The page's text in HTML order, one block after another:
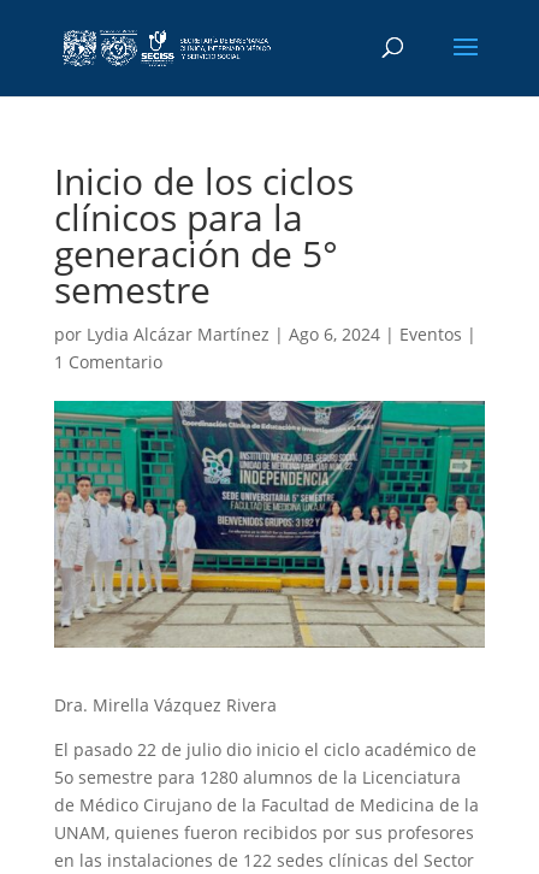
Inicio de los ciclos
clínicos para la
generación de 5°
semestre
por Lydia Alcázar Martínez | Ago 6, 2024| Eventos |
1 Comentario
Dra. Mirella Vázquez Rivera
El pasado 22 de julio dio inicio el ciclo académico de
5o semestre para 1280 alumnos de la Licenciatura
de Médico Cirujano de la Facultad de Medicina de la
UNAM, quienes fueron recibidos por sus profesores
en las instalaciones de 122 sedes clínicas del Sector